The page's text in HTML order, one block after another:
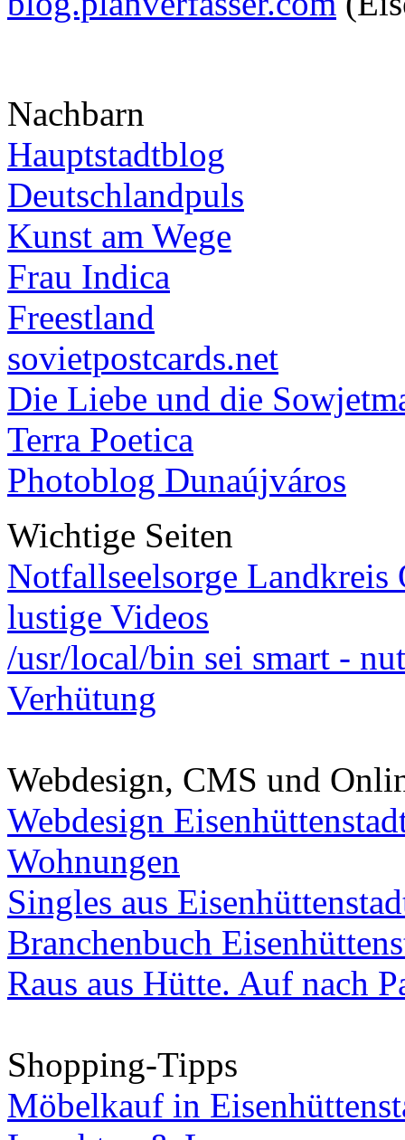
Nachbarn
Hauptstadtblog
Deutschlandpuls
Kunst am Wege
Frau Indica
Freestland
sovietpostcards.net
Die Liebe und die
Terra Poetica
Photoblog Dunaújváros
Wichtige Seiten
Notfallseelsorge Landkreis
lustige Videos
/usr/local/bin sei smart -
Verhütung
Webdesign, CMS und
Webdesign
Wohnungen
Singles aus
Branchenbuch
Raus aus Hütte. Auf nach
Shopping-Tipps
Möbelkauf in